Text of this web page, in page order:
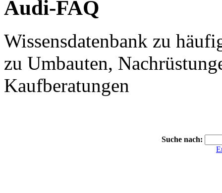
Audi-FAQ
Wissensdatenbank zu
zu Umbauten,
Kaufberatungen